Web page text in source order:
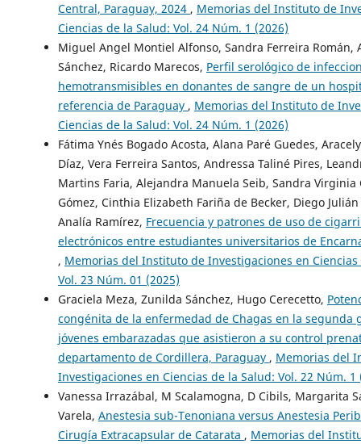
Central, Paraguay, 2024 , Memorias del Instituto de
Ciencias de la Salud: Vol. 24 Núm. 1 (2026)
Miguel Angel Montiel Alfonso, Sandra Ferreira Román,
Sánchez, Ricardo Marecos, Perfil serológico de
hemotransmisibles en donantes de sangre de un
referencia de Paraguay , Memorias del Instituto de
Ciencias de la Salud: Vol. 24 Núm. 1 (2026)
Fátima Ynés Bogado Acosta, Alana Paré Guedes,
Díaz, Vera Ferreira Santos, Andressa Taliné Pires,
Martins Faria, Alejandra Manuela Seib, Sandra Virginia
Gómez, Cinthia Elizabeth Fariña de Becker, Diego
Analía Ramírez, Frecuencia y patrones de uso de
electrónicos entre estudiantes universitarios de
, Memorias del Instituto de Investigaciones en Ciencias
Vol. 23 Núm. 01 (2025)
Graciela Meza, Zunilda Sánchez, Hugo Cerecetto,
congénita de la enfermedad de Chagas en la segunda
jóvenes embarazadas que asistieron a su control
departamento de Cordillera, Paraguay , Memorias del
Investigaciones en Ciencias de la Salud: Vol. 22 Núm. 1
Vanessa Irrazábal, M Scalamogna, D Cibils, Margarita
Varela, Anestesia sub-Tenoniana versus Anestesia
Cirugía Extracapsular de Catarata , Memorias del